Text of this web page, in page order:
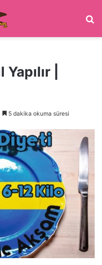
|
5 dakika okuma süresi